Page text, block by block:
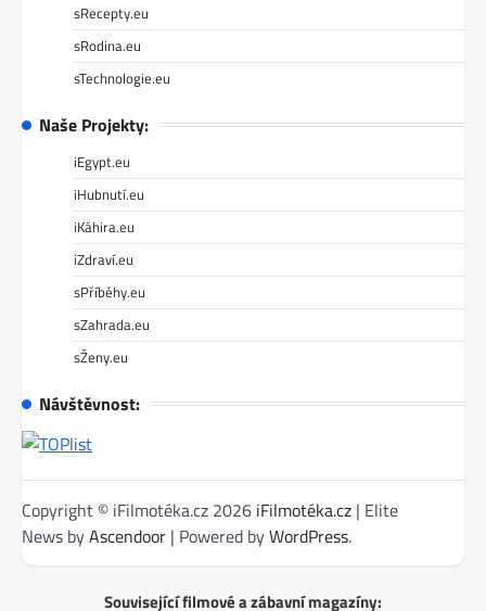
sRecepty.eu
sRodina.eu
sTechnologie.eu
Naše Projekty:
iEgypt.eu
iHubnutí.eu
iKáhira.eu
iZdraví.eu
sPříběhy.eu
sZahrada.eu
sŽeny.eu
Návštěvnost:
Copyright © iFilmotéka.cz 2026 iFilmotéka.cz | Elite
News byAscendoor | Powered byWordPress.
Související filmové a zábavní magazíny: